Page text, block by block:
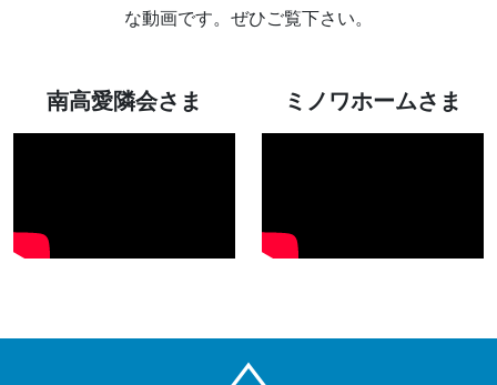
な動画です。ぜひご覧下さい。
南高愛隣会さま ミノワホームさま